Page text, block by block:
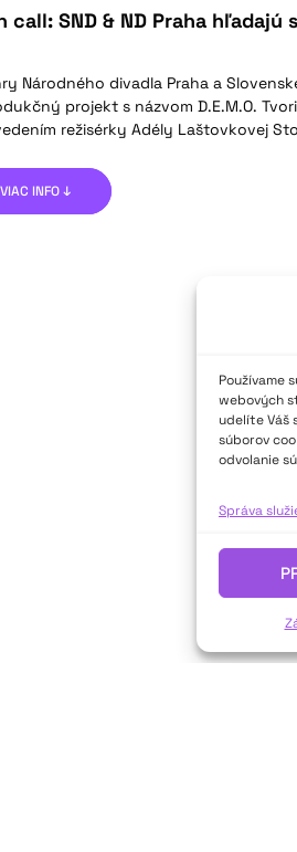
Používame
webových
udelíte Váš
súborov
odvolanie
Správa
call: SND & ND Praha hľadajú
Národného divadla Praha a
projekt s názvom D.E.M.O.
režisérky Adély Laštovkovej
VIAC INFO ↓